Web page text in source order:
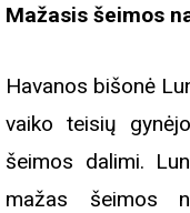
Mažasis šeimos
Havanos bišonė
vaiko teisių
šeimos dalimi.
mažas šeimos